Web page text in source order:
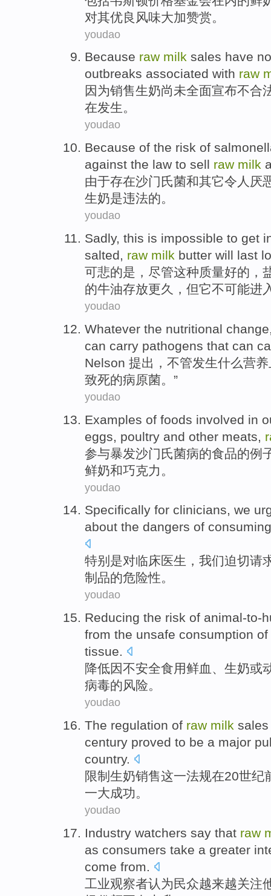
对其优良 风味大加赞赏 。
youdao
Because raw milk sales have
outbreaks associated with raw
因为销售生奶尚未全面宣布不合
在发生。
youdao
Because of the risk of
against the law to sell raw milk
由于存在沙门氏菌和其它令人厌
生奶是违法的。
youdao
Sadly, this is impossible to get
salted, raw milk butter will last
可悲的是 ， 尽管这种质量好的 ，
的牛油存放更久 ，但它不可能进
youdao
Whatever the nutritional change
can carry pathogens that can
Nelson 提出， 不管发生什么营
致死的病原菌。”
youdao
Examples of foods involved in
eggs
poultry and other meats
参与暴发沙门氏菌病的食品的例
鲜奶和巧克力 。
youdao
Specifically for clinicians, we
about the dangers of consuming
特别是对临床医生 ， 我们迫切请
制品的危险性。
youdao
Reducing the risk of animal-to-
from the unsafe consumption of
tissue.
降低因不安全食用鲜血 、 生奶或
病毒的风险。
youdao
The regulation of raw milk sales
century proved to be a major
country.
限制 生奶销售这一法规在20世纪
一大成功。
youdao
Industry watchers say that raw
as consumers take a greater
come from.
工业观察者认为民众越来越关注